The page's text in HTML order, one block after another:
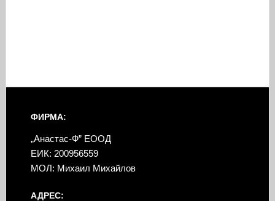
ФИРМА:
„Анастас-Ф” ЕООД
ЕИК: 200956559
МОЛ: Михаил Михайлов
АДРЕС: